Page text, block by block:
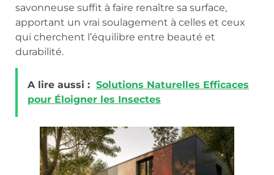
savonneuse suffit à faire renaître sa surface,
apportant un vrai soulagement à celles et ceux
qui cherchent l’équilibre entre beauté et
durabilité.
A lire aussi : Solutions Naturelles Efficaces
pour Éloigner les Insectes